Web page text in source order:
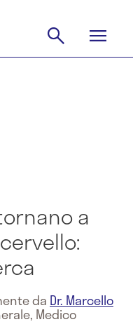
a
da Dr. Marcello
Medico